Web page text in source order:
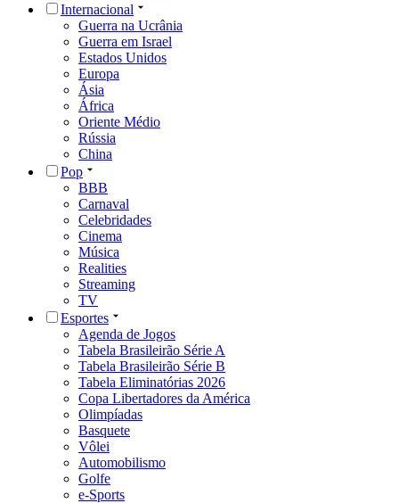
Internacional
Guerra na Ucrânia
Guerra em Israel
Estados Unidos
Europa
Ásia
África
Oriente Médio
Rússia
China
Pop
BBB
Carnaval
Celebridades
Cinema
Música
Realities
Streaming
TV
Esportes
Agenda de Jogos
Tabela Brasileirão Série A
Tabela Brasileirão Série B
Tabela Eliminatórias 2026
Copa Libertadores da América
Olimpíadas
Basquete
Vôlei
Automobilismo
Golfe
e-Sports